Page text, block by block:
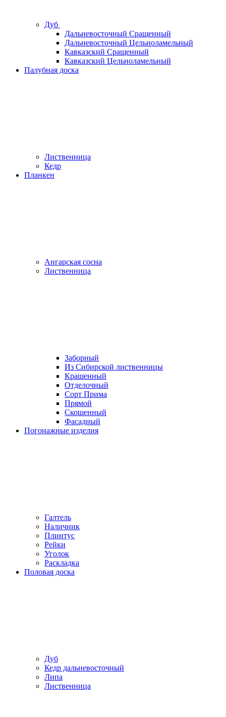
Дуб
Дальневосточный Сращенный
Дальневосточный Цельноламельный
Кавказский Сращенный
Кавказский Цельноламельный
Палубная доска
Лиственница
Кедр
Планкен
Ангарская сосна
Лиственница
Заборный
Из Сибирской лиственницы
Крашенный
Отделочный
Сорт Прима
Прямой
Скошенный
Фасадный
Погонажные изделия
Галтель
Наличник
Плинтус
Рейки
Уголок
Раскладка
Половая доска
Дуб
Кедр дальневосточный
Липа
Лиственница